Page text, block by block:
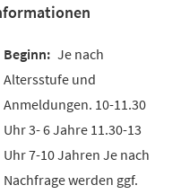
Je nach
Altersstufe und
Anmeldungen. 10-11.30
Uhr 3- 6 Jahre 11.30-13
Uhr 7-10 Jahren Je nach
Nachfrage werden ggf.